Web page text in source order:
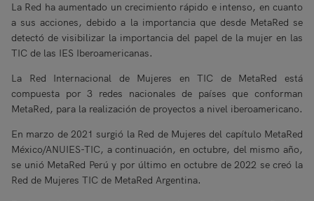
La Red ha aumentado un crecimiento rápido e intenso, en cuanto
a sus acciones, debido a la importancia que desde MetaRed se
detectó de visibilizar la importancia del papel de la mujer en las
TIC de las IES Iberoamericanas.
La Red Internacional de Mujeres en TIC de MetaRed está
compuesta por 3 redes nacionales de países que conforman
MetaRed, para la realización de proyectos a nivel iberoamericano.
En marzo de 2021 surgió la Red de Mujeres del capítulo MetaRed
México/ANUIES-TIC, a continuación, en octubre, del mismo año,
se unió MetaRed Perú y por último en octubre de 2022 se creó la
Red de Mujeres TIC de MetaRed Argentina.